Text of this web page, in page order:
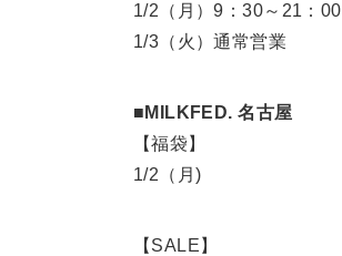
1/2（月）9：30～21：00
1/3（火）通常営業
■MILKFED. 名古屋
【福袋】
1/2（月)
【SALE】